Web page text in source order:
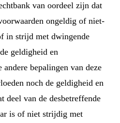
van oordeel zijn dat
ongeldig of niet-
in strijd met dwingende
geldigheid en
bepalingen van deze
noch de geldigheid en
deel van de desbetreffende
is of niet strijdig met